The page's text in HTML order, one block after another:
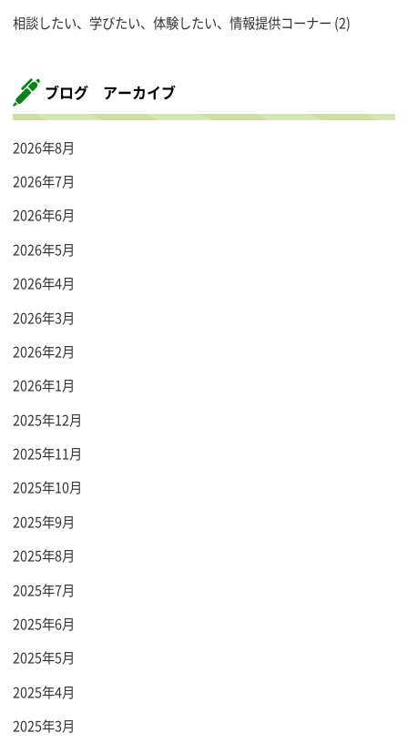
相談したい、学びたい、体験したい、情報提供コーナー (2)
ブログ アーカイブ
2026年8月
2026年7月
2026年6月
2026年5月
2026年4月
2026年3月
2026年2月
2026年1月
2025年12月
2025年11月
2025年10月
2025年9月
2025年8月
2025年7月
2025年6月
2025年5月
2025年4月
2025年3月